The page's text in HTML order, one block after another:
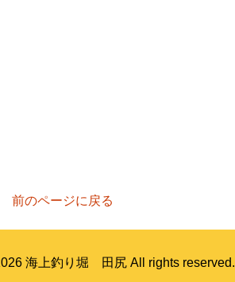
前のページに戻る
海上釣り堀 田尻 All rights reserved.